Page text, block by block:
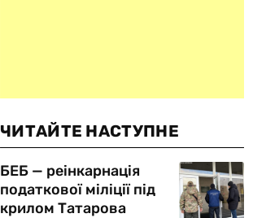
ЧИТАЙТЕ НАСТУПНЕ
БЕБ — реінкарнація
податкової міліції під
крилом Татарова